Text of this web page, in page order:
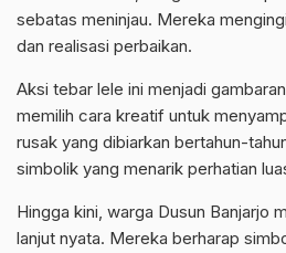
sebatas meninjau. Mereka
dan realisasi perbaikan.
Aksi tebar lele ini menjadi
memilih cara kreatif untuk
rusak yang dibiarkan bertahun-
simbolik yang menarik perhatian
Hingga kini, warga Dusun Banjarjo
lanjut nyata. Mereka berharap